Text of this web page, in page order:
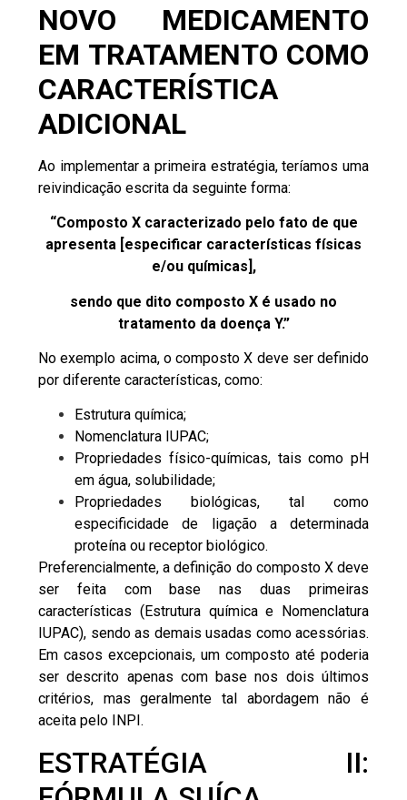
NOVO MEDICAMENTO
EM TRATAMENTO COMO
CARACTERÍSTICA
ADICIONAL
Ao implementar a primeira estratégia, teríamos uma
reivindicação escrita da seguinte forma:
“Composto X caracterizado pelo fato de que
apresenta [especificar características físicas
e/ou químicas],
sendo que dito composto X é usado no
tratamento da doença Y.”
No exemplo acima, o composto X deve ser definido
por diferente características, como:
Estrutura química;
Nomenclatura IUPAC;
Propriedades físico-químicas, tais como pH
em água, solubilidade;
Propriedades biológicas, tal como
especificidade de ligação a determinada
proteína ou receptor biológico.
Preferencialmente, a definição do composto X deve
ser feita com base nas duas primeiras
características (Estrutura química e Nomenclatura
IUPAC), sendo as demais usadas como acessórias.
Em casos excepcionais, um composto até poderia
ser descrito apenas com base nos dois últimos
critérios, mas geralmente tal abordagem não é
aceita pelo INPI.
ESTRATÉGIA II: